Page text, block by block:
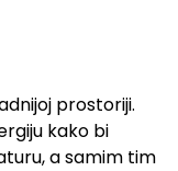
prostoriji.
kako bi
a samim tim